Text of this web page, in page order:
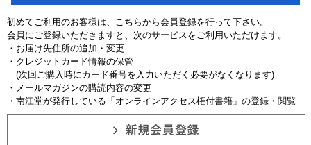
初めてご利用のお客様は、こちらから会員登録を行って下さい。
会員にご登録いただきますと、次のサービスをご利用いただけます。
・お届け先住所の追加・変更
・クレジットカード情報の保管
(次回ご購入時にカード番号を入力いただく必要がなくなります)
・メールマガジンの購読内容の変更
・南江堂が発行している「オンラインアクセス権付書籍」の登録・閲覧